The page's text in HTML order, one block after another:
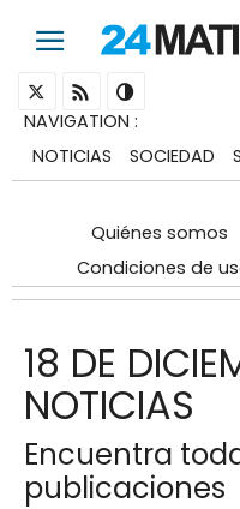
NAVIGATION :
NOTICIAS
SOCIEDAD
Quiénes somos
Condiciones de
18 DE
NOTICIAS
Encuentra
publicaciones